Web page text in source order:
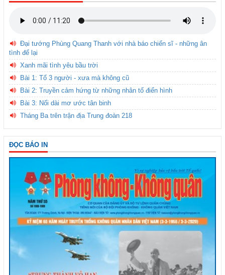
Đại tướng Phùng Quang Thanh với nhà báo chiến sĩ - những ân
tình để lại
Xanh mãi tình yêu bầu trời
Bài 1: Tổ 3 người - xưa mà không cũ
Bài 2: Truyền cảm hứng từ những nhân tố điển hình
Bài 3: Nối dài mơ ước tân binh
Tháng Ba trên trận địa Trung đoàn 218
ĐỌC BÁO IN